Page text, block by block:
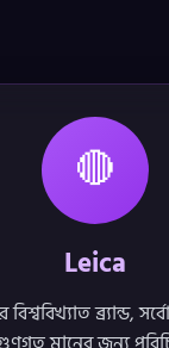
🔴
Leica
ব্র্যান্ড,